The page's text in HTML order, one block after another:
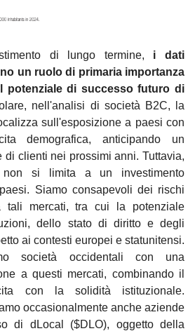
di lungo termine, i dati
un ruolo di primaria importanza
potenziale di successo futuro di
nell'analisi di società B2C, la
sull'esposizione a paesi con
demografica, anticipando un
di clienti nei prossimi anni. Tuttavia,
non si limita a un investimento
Siamo consapevoli dei rischi
tali mercati, tra cui la potenziale
dello stato di diritto e degli
ai contesti europei e statunitensi.
società occidentali con una
a questi mercati, combinando il
con la solidità istituzionale.
occasionalmente anche aziende
di dLocal ($DLO), oggetto della